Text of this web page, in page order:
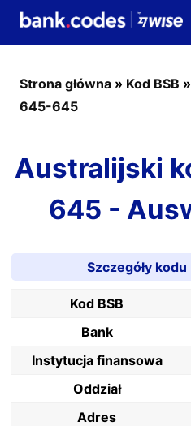
Strona główna » Kod BSB »
645-645
Australijski
645 -
Szczegóły
Kod BSB
Bank
Instytucja finansowa
Oddział
Adres